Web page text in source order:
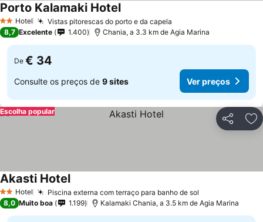
2 Estrelas
Hotel Vistas pitorescas do porto e da capela
Porto Kalamaki HotelVer preços
8,7 Excelente 1.400 Chania, a 3.3 km de Agia Marina
De € 34
Consulte os preços de 9 sites Ver preços
Partilhar
Escolha popular
2 Estrelas
Hotel Piscina externa com terraço para banho de sol
Akasti HotelVer preços
8,0 Muito boa 1.199 Kalamaki Chania, a 3.5 km de Agia Marina